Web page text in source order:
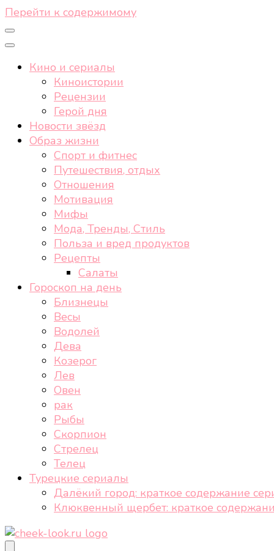
Перейти к содержимому
Кино и сериалы
Киноистории
Рецензии
Герой дня
Новости звёзд
Образ жизни
Спорт и фитнес
Путешествия, отдых
Отношения
Мотивация
Мифы
Мода, Тренды, Стиль
Польза и вред продуктов
Рецепты
Салаты
Гороскоп на день
Близнецы
Весы
Водолей
Дева
Козерог
Лев
Овен
рак
Рыбы
Скорпион
Стрелец
Телец
Турецкие сериалы
Далёкий город: краткое содержание
Клюквенный щербет: краткое